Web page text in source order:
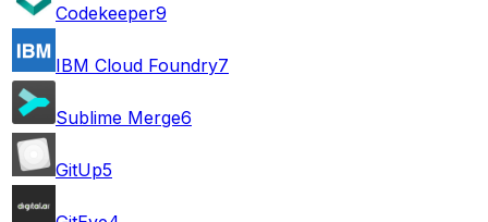
Codekeeper9
IBM Cloud Foundry7
Sublime Merge6
GitUp5